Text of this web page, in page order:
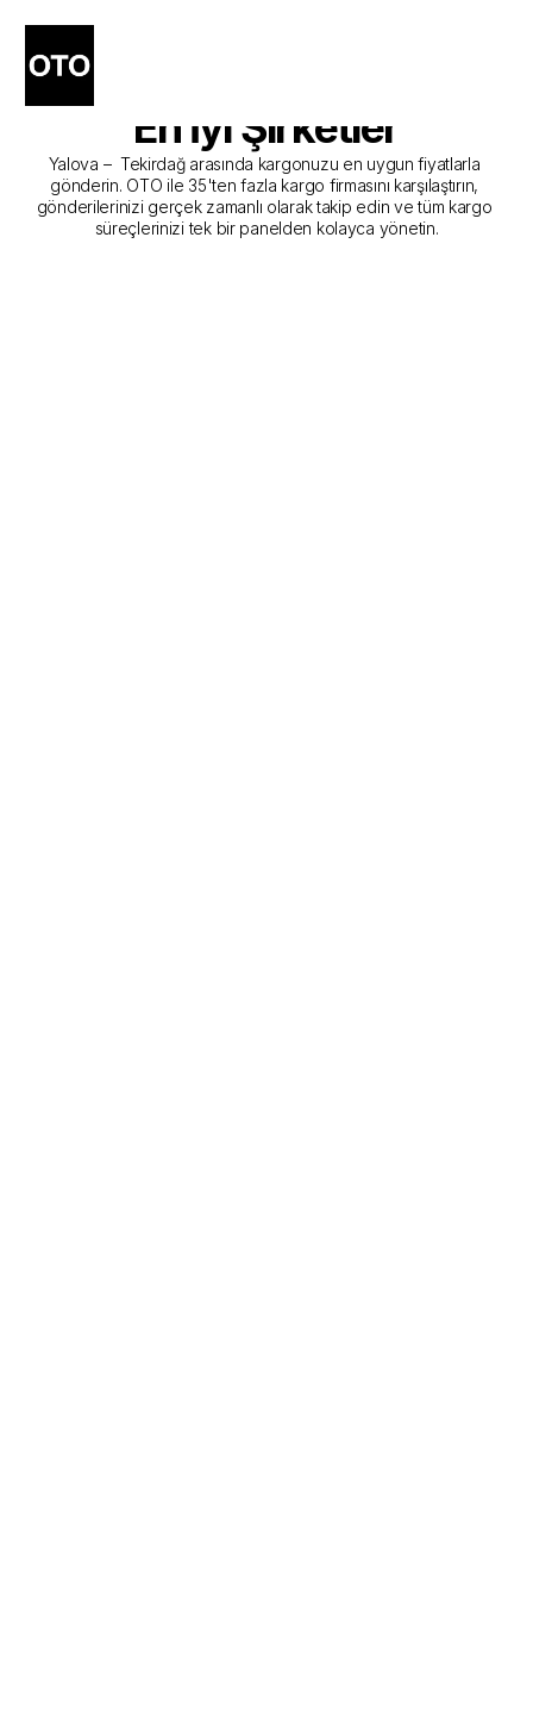
Yalova - Tekirdağ Kargo
Gönderim Hizmeti Sunan
En İyi Şirketler
Yalova –  Tekirdağ arasında kargonuzu en uygun fiyatlarla
gönderin. OTO ile 35'ten fazla kargo firmasını karşılaştırın,
gönderilerinizi gerçek zamanlı olarak takip edin ve tüm kargo
süreçlerinizi tek bir panelden kolayca yönetin.